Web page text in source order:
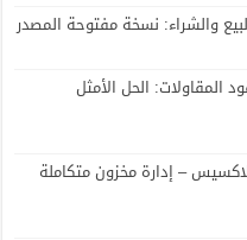
المقاولات: الحل الأمثل
– إدارة مخزون متكاملة